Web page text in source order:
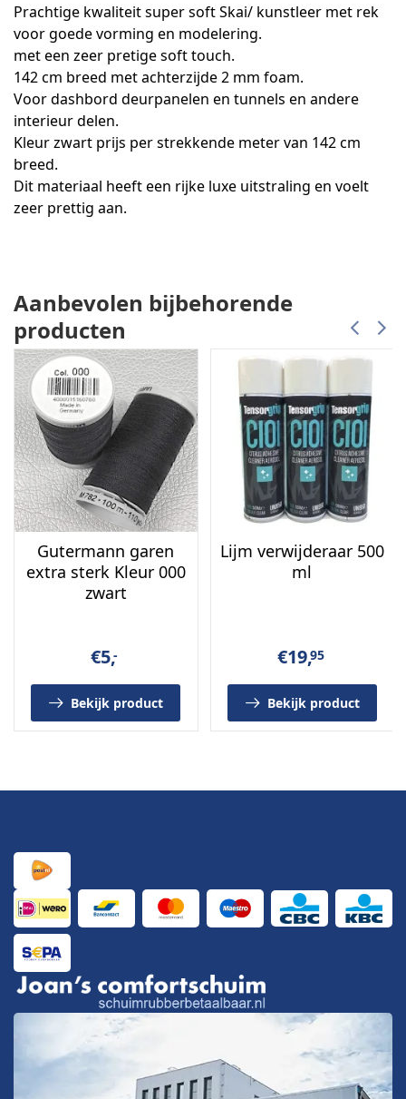
Prachtige kwaliteit super soft Skai/ kunstleer met rek
voor goede vorming en modelering.
met een zeer pretige soft touch.
142 cm breed met achterzijde 2 mm foam.
Voor dashbord deurpanelen en tunnels en andere
interieur delen.
Kleur zwart prijs per strekkende meter van 142 cm
breed.
Dit materiaal heeft een rijke luxe uitstraling en voelt
zeer prettig aan.
Aanbevolen bijbehorende
producten
Gutermann garen
extra sterk Kleur 000
zwart
€5,-
Bekijk product
Lijm verwijderaar 500
ml
€19,95
Bekijk product